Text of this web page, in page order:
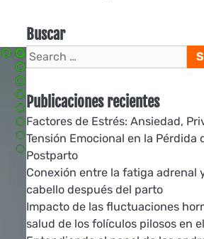
Buscar
Search
for:
Publicaciones recientes
Factores de Estrés: Ansiedad,
Tensión Emocional en la Pérdida
Postparto
Conexión entre la fatiga adrenal
cabello después del parto
Impacto de las fluctuaciones
salud de los folículos pilosos en